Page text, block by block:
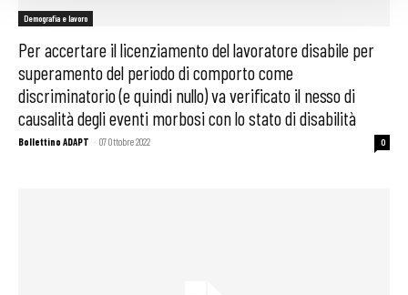
Demografia e lavoro
Per accertare il licenziamento del lavoratore disabile per
superamento del periodo di comporto come
discriminatorio (e quindi nullo) va verificato il nesso di
causalità degli eventi morbosi con lo stato di disabilità
Bollettino ADAPT - 07 Ottobre 2022 0